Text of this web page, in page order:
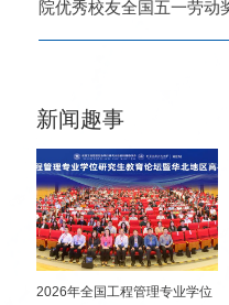
院优秀校友全国五一劳动
新闻趣事
2026年全国工程管理专业学位